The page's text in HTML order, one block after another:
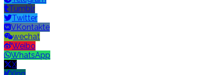
Tumblr
Twitter
VKontakte
wechat
Weibo
WhatsApp
X